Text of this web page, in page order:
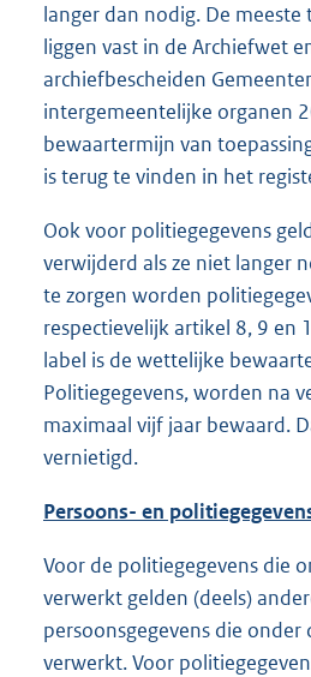
langer dan nodig. De
liggen vast in de Archiefwet
archiefbescheiden
intergemeentelijke organen
bewaartermijn van
is terug te vinden in het
Ook voor politiegegevens
verwijderd als ze niet langer
te zorgen worden
respectievelijk artikel 8, 9 en
label is de wettelijke
Politiegegevens, worden na
maximaal vijf jaar bewaard.
vernietigd.
Persoons- en
Voor de politiegegevens die
verwerkt gelden (deels)
persoonsgegevens die onder
verwerkt. Voor